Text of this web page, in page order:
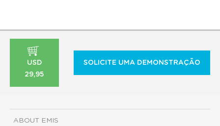
USD
29,95
SOLICITE UMA DEMONSTRAÇÃO
ABOUT EMIS